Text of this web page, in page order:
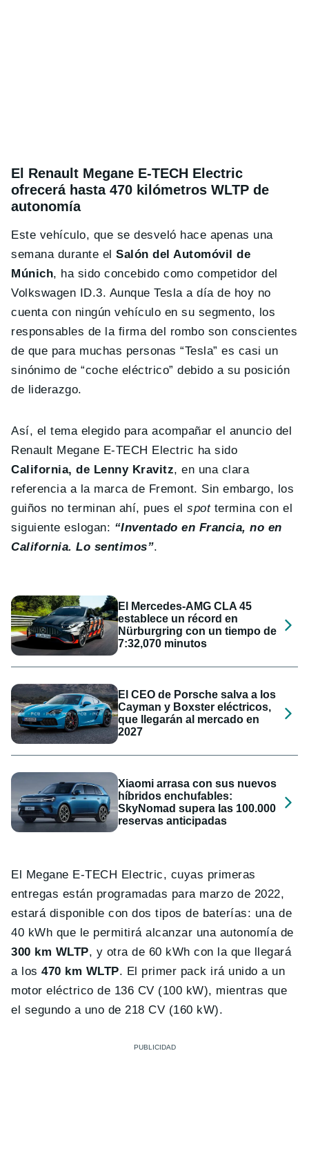
El Renault Megane E-TECH Electric
ofrecerá hasta 470 kilómetros WLTP de
autonomía
Este vehículo, que se desveló hace apenas una
semana durante elSalón del Automóvil de
Múnich, ha sido concebido como competidor del
Volkswagen ID.3. Aunque Tesla a día de hoy no
cuenta con ningún vehículo en su segmento, los
responsables de la firma del rombo son conscientes
de que para muchas personas “Tesla” es casi un
sinónimo de “coche eléctrico” debido a su posición
de liderazgo.
Así, el tema elegido para acompañar el anuncio del
Renault Megane E-TECH Electric ha sido
California, de Lenny Kravitz, en una clara
referencia a la marca de Fremont. Sin embargo, los
guiños no terminan ahí, pues elspottermina con el
siguiente eslogan: “Inventado en Francia, no en
California. Lo sentimos”.
El Mercedes-AMG CLA 45
establece un récord en
Nürburgring con un tiempo de
7:32,070 minutos
El CEO de Porsche salva a los
Cayman y Boxster eléctricos,
que llegarán al mercado en
2027
Xiaomi arrasa con sus nuevos
híbridos enchufables:
SkyNomad supera las 100.000
reservas anticipadas
El Megane E-TECH Electric, cuyas primeras
entregas están programadas para marzo de 2022,
estará disponible con dos tipos de baterías: una de
40 kWh que le permitirá alcanzar una autonomía de
300 km WLTP, y otra de 60 kWh con la que llegará
a los470 km WLTP. El primer pack irá unido a un
motor eléctrico de 136 CV (100 kW), mientras que
el segundo a uno de 218 CV (160 kW).